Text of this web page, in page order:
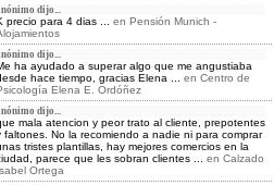
dijo...
precio para 4 dias ... en Pensión Munich -
dijo...
ha ayudado a superar algo que me angustiaba
hace tiempo, gracias Elena ... en Centro de
Elena E. Ordóñez
dijo...
mala atencion y peor trato al cliente, prepotentes
faltones. No la recomiendo a nadie ni para comprar
tristes plantillas, hay mejores comercios en la
parece que les sobran clientes ... en Calzado
Ortega